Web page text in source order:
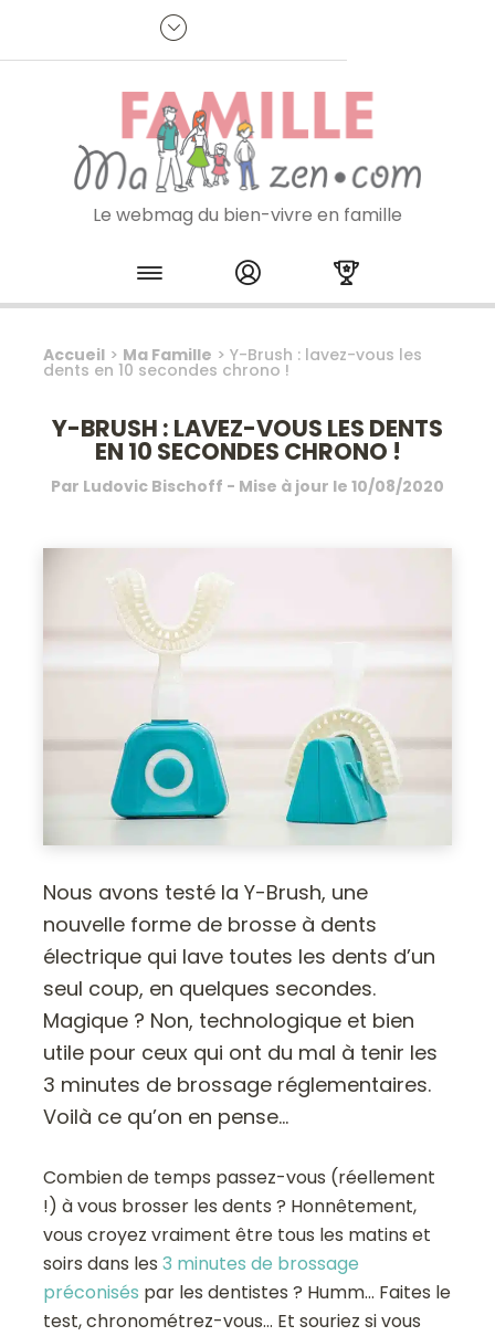
Je m'inscris à la newsletter
Le webmag du bien-vivre en famille
Skip to content
Accueil > Ma Famille >Y-Brush : lavez-vous les
dents en 10 secondes chrono !
Y-BRUSH : LAVEZ-VOUS LES DENTS
EN 10 SECONDES CHRONO !
Par Ludovic Bischoff - Mise à jour le 10/08/2020
Nous avons testé la Y-Brush, une
nouvelle forme de brosse à dents
électrique qui lave toutes les dents d’un
seul coup, en quelques secondes.
Magique ? Non, technologique et bien
utile pour ceux qui ont du mal à tenir les
3 minutes de brossage réglementaires.
Voilà ce qu’on en pense…
Combien de temps passez-vous (réellement
!) à vous brosser les dents ? Honnêtement,
vous croyez vraiment être tous les matins et
soirs dans les3 minutes de brossage
préconisés par les dentistes ? Humm… Faites le
test, chronométrez-vous… Et souriez si vous
Panneau de gestion des cookies